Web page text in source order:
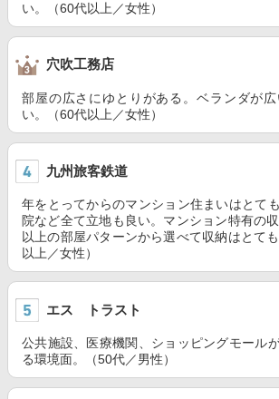
い。（60代以上／女性）
穴吹工務店
部屋の広さにゆとりがある。ベランダが
い。（60代以上／女性）
九州旅客鉄道
年をとってからのマンション住まいはとて
院など全て立地も良い。マンション特有の
以上の部屋パターンから選べて収納はとて
以上／女性）
エス トラスト
公共施設、医療機関、ショッピングモール
る環境面。（50代／男性）